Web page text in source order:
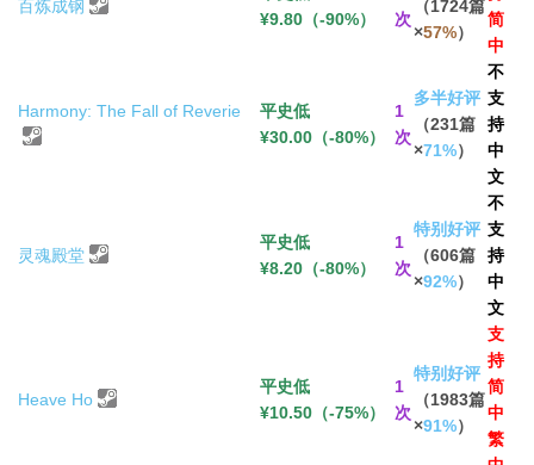
百炼成钢
¥9.80（-90%）
次
（1724篇
×57%）
简
中
Harmony: The Fall of Reverie
平史低
¥30.00（-80%）
1
次
多半好评
（231篇
×71%）
不
支
持
中
文
灵魂殿堂
平史低
¥8.20（-80%）
1
次
特别好评
（606篇
×92%）
不
支
持
中
文
Heave Ho
平史低
¥10.50（-75%）
1
次
特别好评
（1983篇
×91%）
支
持
简
中
繁